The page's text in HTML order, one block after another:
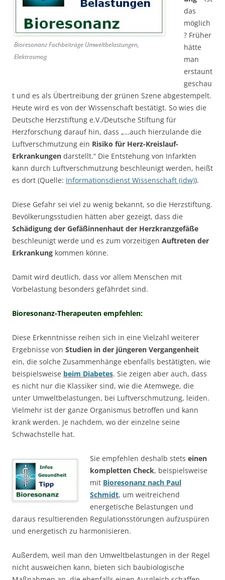
Bioresonanz Fachbeiträge Umweltbelastungen,
Elektrosmog
das
möglich
? Früher
hätte
man
erstaunt
geschau
t und es als Übertreibung der grünen Szene abgestempelt.
Heute wird es von der Wissenschaft bestätigt. So wies die
Deutsche Herzstiftung e.V./Deutsche Stiftung für
Herzforschung darauf hin, dass „…auch hierzulande die
Luftverschmutzung ein Risiko für Herz-Kreislauf-
Erkrankungen darstellt.“ Die Entstehung von Infarkten
kann durch Luftverschmutzung beschleunigt werden, heißt
es dort (Quelle: Informationsdienst Wissenschaft (idw)).
Diese Gefahr sei viel zu wenig bekannt, so die Herzstiftung.
Bevölkerungsstudien hätten aber gezeigt, dass die
Schädigung der Gefäßinnenhaut der Herzkranzgefäße
beschleunigt werde und es zum vorzeitigen Auftreten der
Erkrankung kommen könne.
Damit wird deutlich, dass vor allem Menschen mit
Vorbelastung besonders gefährdet sind.
Bioresonanz-Therapeuten empfehlen:
Diese Erkenntnisse reihen sich in eine Vielzahl weiterer
Ergebnisse von Studien in der jüngeren Vergangenheit
ein, die solche Zusammenhänge ebenfalls bestätigten, wie
beispielsweise beim Diabetes. Sie zeigen aber auch, dass
es nicht nur die Klassiker sind, wie die Atemwege, die
unter Umweltbelastungen, bei Luftverschmutzung, leiden.
Vielmehr ist der ganze Organismus betroffen und kann
krank werden. Je nachdem, wo der einzelne seine
Schwachstelle hat.
Sie empfehlen deshalb stets einen
kompletten Check, beispielsweise
mit Bioresonanz nach Paul
Schmidt, um weitreichend
energetische Belastungen und
daraus resultierenden Regulationsstörungen aufzuspüren
und energetisch zu harmonisieren.
Außerdem, weil man den Umweltbelastungen in der Regel
nicht ausweichen kann, bieten sich baubiologische